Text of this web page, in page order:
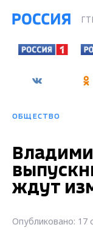
ОБЩЕСТВО
ждут
Опубликовано: 17